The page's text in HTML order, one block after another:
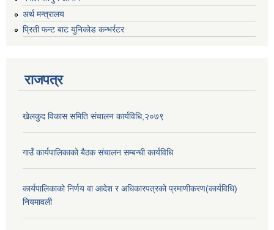
अर्थ मन्त्रालय
प्रिती फन्ट बाट युनिकोड कन्भर्रटर
राजपत्र
खेलकुद विकास समिति संचालन कार्यविधि,२०७९
गाउँ कार्यपालिकाको बैठक संचालन सम्बन्धी कार्यविधि
कार्यपालिकाको निर्णय वा आदेश र अधिकारपत्रको प्रमाणीकरण(कार्यविधि)
नियमावली